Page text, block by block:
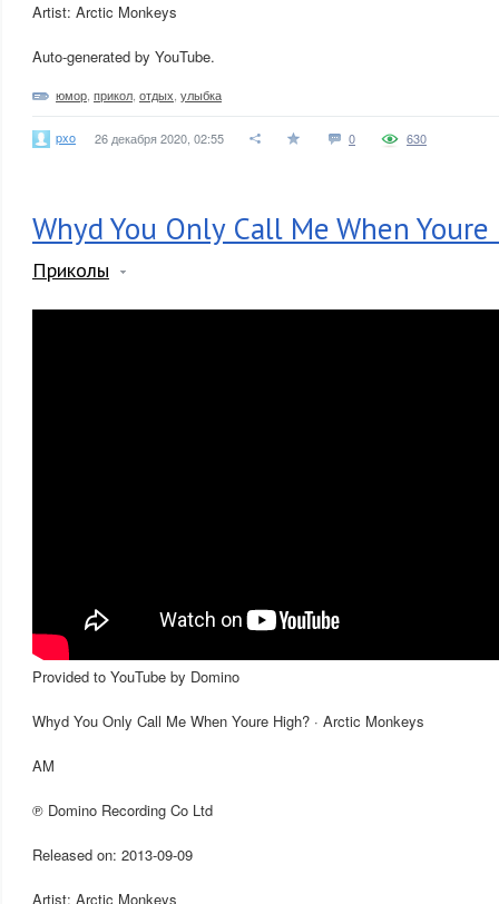
Artist: Arctic Monkeys
Auto-generated by YouTube.
юмор прикол отдых улыбка
pxo 26 декабря 2020, 02:55 0 630
Whyd You Only Call Me When Youre
Приколы
Provided to YouTube by Domino
Whyd You Only Call Me When Youre High? · Arctic Monkeys
AM
℗ Domino Recording Co Ltd
Released on: 2013-09-09
Artist: Arctic Monkeys